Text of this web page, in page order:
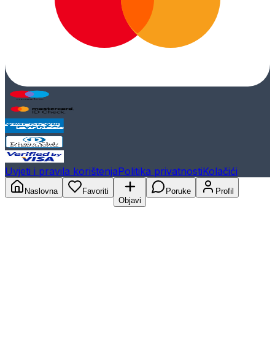
Uvjeti i pravila korištenjaPolitika privatnostiKolačići
Naslovna
Favoriti
Objavi
Poruke Profil